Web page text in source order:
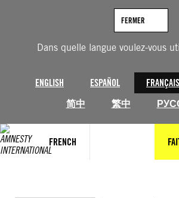
Dans quelle langue voulez-vous
ENGLISH ESPAÑOL FRANÇAIS
简中
繁中
FERMER
FRENCH